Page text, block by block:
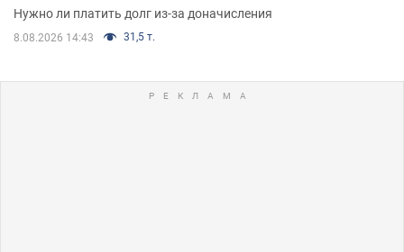
Нужно ли платить долг из-за доначисления
8.08.2026 14:43 31,5 т.